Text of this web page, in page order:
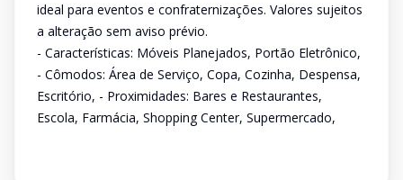
ideal para eventos e confraternizações. Valores sujeitos
a alteração sem aviso prévio.
- Características: Móveis Planejados, Portão Eletrônico,
- Cômodos: Área de Serviço, Copa, Cozinha, Despensa,
Escritório, - Proximidades: Bares e Restaurantes,
Escola, Farmácia, Shopping Center, Supermercado,